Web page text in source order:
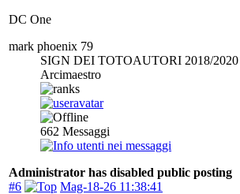
DC One
mark phoenix 79
SIGN DEI TOTOAUTORI 2018/2020
Arcimaestro
662 Messaggi
Administrator has disabled public posting
#6
Mag-18-26 11:38:41